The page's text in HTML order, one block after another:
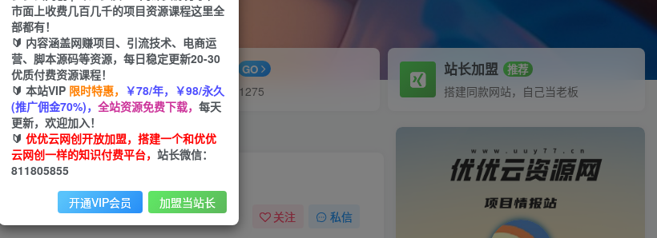
目路子。
APP下载 GO
站长V：hu91275
站长加盟 推荐
搭建同款网站，自己当老板
产粉100+
关注 私信
市面上收费几百几千的项目资源课程这里全
部都有！
🔰 内容涵盖网赚项目、引流技术、电商运
营、脚本源码等资源，每日稳定更新20-30
优质付费资源课程！
🔰 本站VIP 限时特惠， ￥78/年，￥98/永久
(推广佣金70%)， 全站资源免费下载， 每天
更新，欢迎加入！
🔰 优优云网创开放加盟，搭建一个和优优
云网创一样的知识付费平台， 站长微信：
811805855
开通VIP会员 加盟当站长